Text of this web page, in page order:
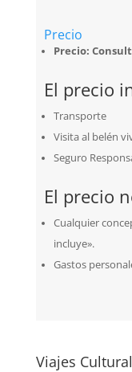
Precio
Precio:
El precio
Transporte
Visita al belén
Seguro
El precio
Cualquier
incluye».
Gastos
Viajes